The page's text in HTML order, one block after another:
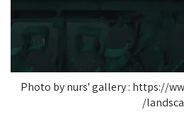
Photo by nurs' gallery : https://